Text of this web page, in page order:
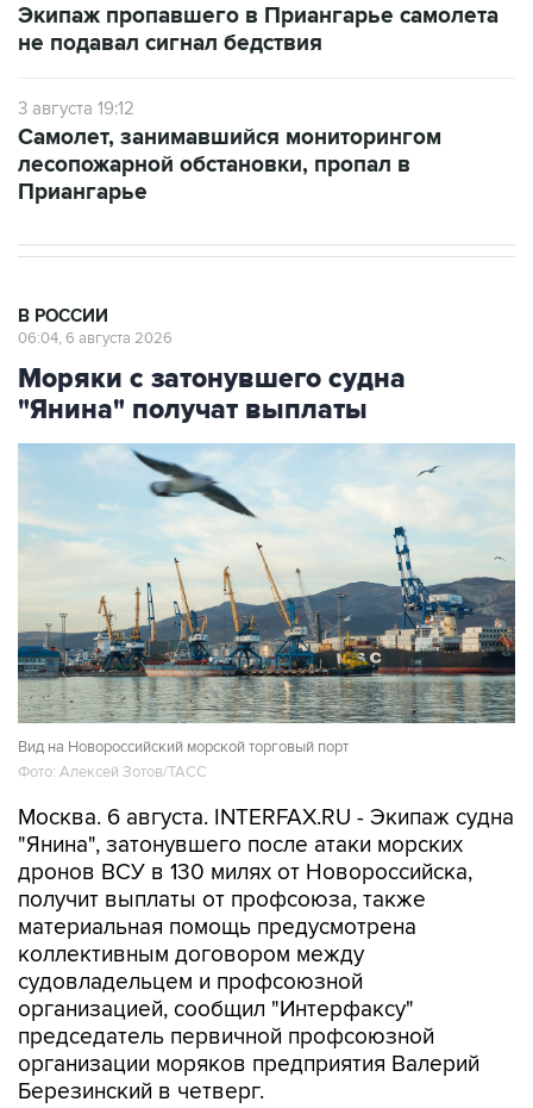
Экипаж пропавшего в Приангарье самолета
не подавал сигнал бедствия
3 августа 19:12
Самолет, занимавшийся мониторингом
лесопожарной обстановки, пропал в
Приангарье
В РОССИИ
06:04, 6 августа 2026
Моряки с затонувшего судна
"Янина" получат выплаты
Вид на Новороссийский морской торговый порт
Фото: Алексей Зотов/ТАСС
Москва. 6 августа. INTERFAX.RU - Экипаж судна
"Янина", затонувшего после атаки морских
дронов ВСУ в 130 милях от Новороссийска,
получит выплаты от профсоюза, также
материальная помощь предусмотрена
коллективным договором между
судовладельцем и профсоюзной
организацией, сообщил "Интерфаксу"
председатель первичной профсоюзной
организации моряков предприятия Валерий
Березинский в четверг.